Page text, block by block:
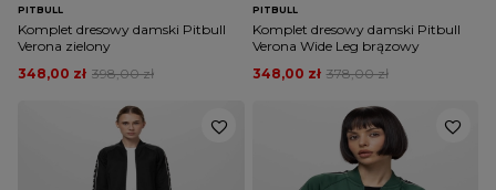
wyjść na miasto, albo spędzić komfortowy czas w
domu.Chciałabyś poznać więcej szczegółów na temat naszych
modnych bluz damskich? Koniecznie sprawdź opisy
przygotowane przez nas na podstronach produktowych.
Znajdziesz tam wszystkie techniczne informacje na temat
składu materiału, a także wszelkich dodatkowych
funkcjonalności oferowanych przez dany ciuch. Pomoże Ci to w
dokonaniu odpowiednio przemyślanych zakupów!
PITBULL
Komplet dresowy damski Pitbull
Verona zielony
398,00 zł
348,00 zł
PITBULL
Komplet dresowy damski Pitbull
Verona Wide Leg brązowy
378,00 zł
348,00 zł